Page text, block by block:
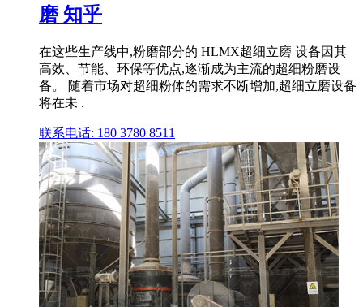
磨 知乎
在这些生产线中,粉磨部分的 HLMX超细立磨 设备因其
高效、节能、环保等优点,逐渐成为主流的超细粉磨设
备。 随着市场对超细粉体的需求不断增加,超细立磨设备
将在未 .
联系电话: 180 3780 8511